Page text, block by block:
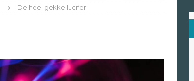
De heel gekke lucifer